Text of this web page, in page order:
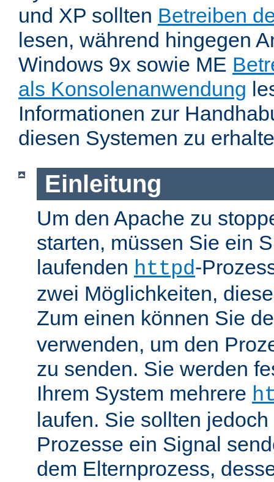
und XP sollten Betreiben
lesen, während hingegen
Windows 9x sowie ME
als Konsolenanwendung
Informationen zur
diesen Systemen zu
Einleitung
Um den Apache zu
starten, müssen Sie ein
laufenden httpd-
zwei Möglichkeiten,
Zum einen können Sie
verwenden, um den
zu senden. Sie werden
Ihrem System mehrere
laufen. Sie sollten
Prozesse ein Signal
dem Elternprozess,